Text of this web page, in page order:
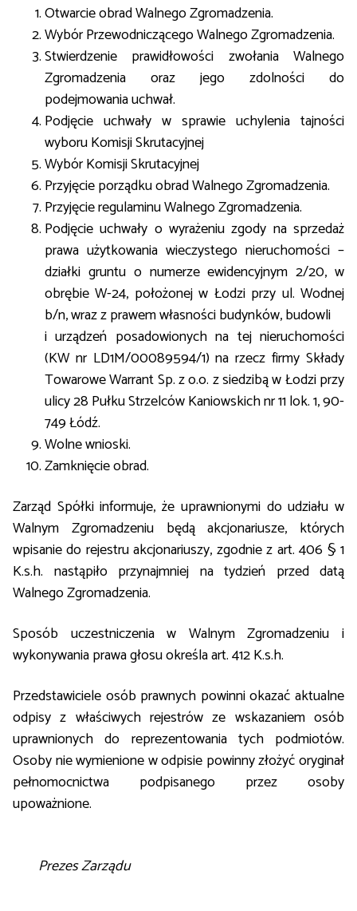
Otwarcie obrad Walnego Zgromadzenia.
Wybór Przewodniczącego Walnego Zgromadzenia.
Stwierdzenie prawidłowości zwołania Walnego
Zgromadzenia oraz jego zdolności do
podejmowania uchwał.
Podjęcie uchwały w sprawie uchylenia tajności
wyboru Komisji Skrutacyjnej
Wybór Komisji Skrutacyjnej
Przyjęcie porządku obrad Walnego Zgromadzenia.
Przyjęcie regulaminu Walnego Zgromadzenia.
Podjęcie uchwały o wyrażeniu zgody na sprzedaż
prawa użytkowania wieczystego nieruchomości –
działki gruntu o numerze ewidencyjnym 2/20, w
obrębie W-24, położonej w Łodzi przy ul. Wodnej
b/n, wraz z prawem własności budynków, budowli
i urządzeń posadowionych na tej nieruchomości
(KW nr LD1M/00089594/1) na rzecz firmy Składy
Towarowe Warrant Sp. z o.o. z siedzibą w Łodzi przy
ulicy 28 Pułku Strzelców Kaniowskich nr 11 lok. 1, 90-
749 Łódź.
Wolne wnioski.
Zamknięcie obrad.
Zarząd Spółki informuje, że uprawnionymi do udziału w
Walnym Zgromadzeniu będą akcjonariusze, których
wpisanie do rejestru akcjonariuszy, zgodnie z art. 406 § 1
K.s.h. nastąpiło przynajmniej na tydzień przed datą
Walnego Zgromadzenia.
Sposób uczestniczenia w Walnym Zgromadzeniu i
wykonywania prawa głosu określa art. 412 K.s.h.
Przedstawiciele osób prawnych powinni okazać aktualne
odpisy z właściwych rejestrów ze wskazaniem osób
uprawnionych do reprezentowania tych podmiotów.
Osoby nie wymienione w odpisie powinny złożyć oryginał
pełnomocnictwa podpisanego przez osoby
upoważnione.
Prezes Zarządu